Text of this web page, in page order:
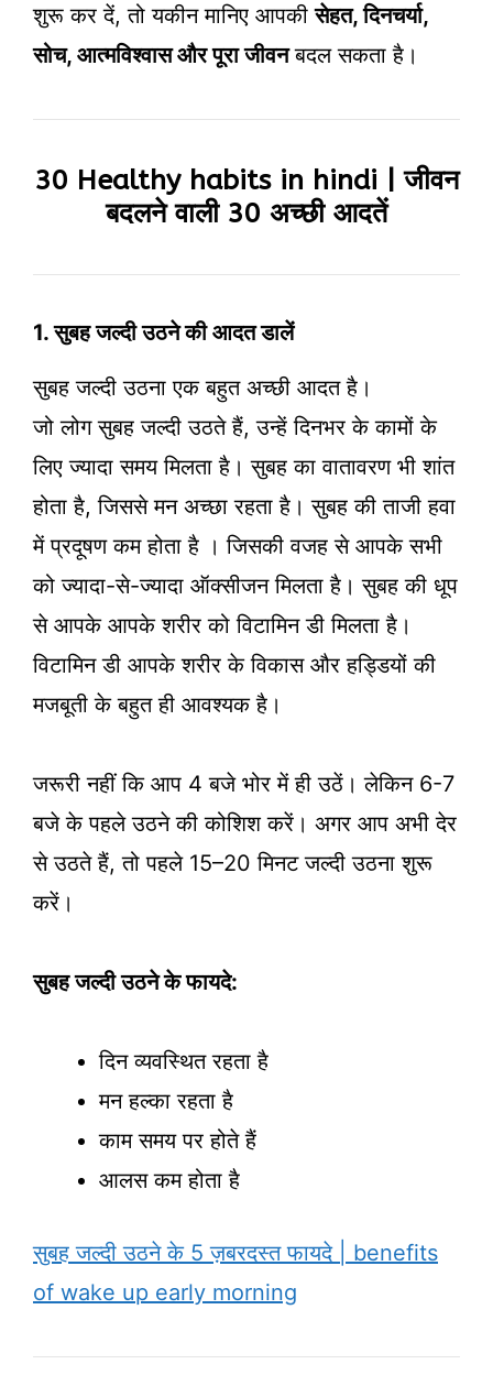
शुरू कर दें, तो यकीन मानिए आपकीसेहत, दिनचर्या,
सोच, आत्मविश्वास और पूरा जीवनबदल सकता है।
30 Healthy habits in hindi | जीवन
बदलने वाली 30 अच्छी आदतें
1. सुबह जल्दी उठने की आदत डालें
सुबह जल्दी उठना एक बहुत अच्छी आदत है।
जो लोग सुबह जल्दी उठते हैं, उन्हें दिनभर के कामों के
लिए ज्यादा समय मिलता है। सुबह का वातावरण भी शांत
होता है, जिससे मन अच्छा रहता है। सुबह की ताजी हवा
में प्रदूषण कम होता है । जिसकी वजह से आपके सभी
को ज्यादा-से-ज्यादा ऑक्सीजन मिलता है। सुबह की धूप
से आपके आपके शरीर को विटामिन डी मिलता है।
विटामिन डी आपके शरीर के विकास और हड्डियों की
मजबूती के बहुत ही आवश्यक है।
जरूरी नहीं कि आप 4 बजे भोर में ही उठें। लेकिन 6-7
बजे के पहले उठने की कोशिश करें। अगर आप अभी देर
से उठते हैं, तो पहले 15–20 मिनट जल्दी उठना शुरू
करें।
सुबह जल्दी उठने के फायदे:
दिन व्यवस्थित रहता है
मन हल्का रहता है
काम समय पर होते हैं
आलस कम होता है
सुबह जल्दी उठने के 5 ज़बरदस्त फायदे | benefits
of wake up early morning